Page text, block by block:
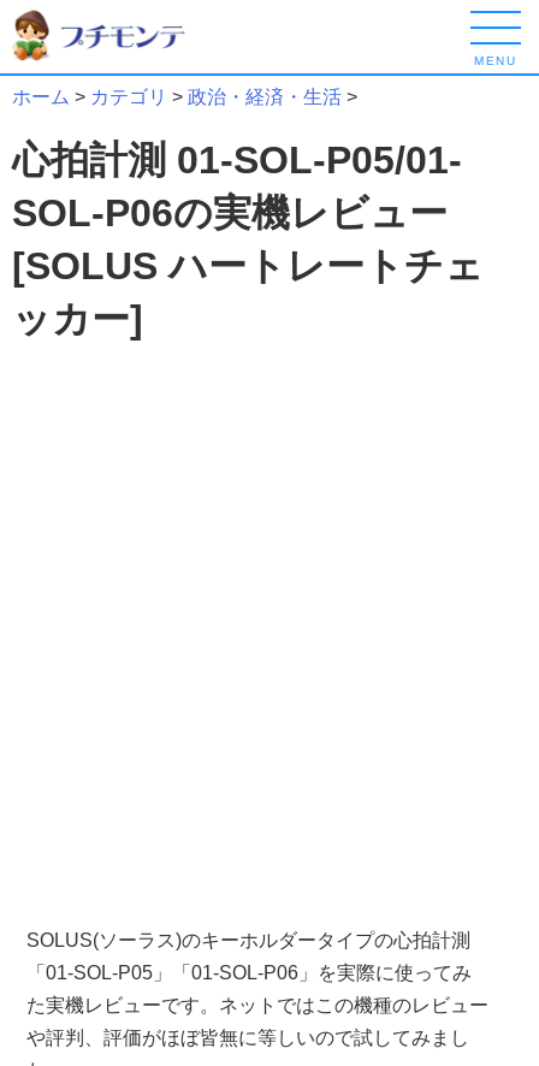
MENU
ホーム > カテゴリ > 政治・経済・生活 >
心拍計測 01-SOL-P05/01-
SOL-P06の実機レビュー
[SOLUS ハートレートチェ
ッカー]
SOLUS(ソーラス)のキーホルダータイプの心拍計測
「01-SOL-P05」「01-SOL-P06」を実際に使ってみ
た実機レビューです。ネットではこの機種のレビュー
や評判、評価がほぼ皆無に等しいので試してみまし